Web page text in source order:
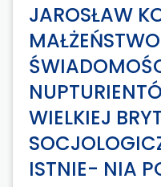
JAROSŁAW
WIELKIEJ
ISTNIE- NIA